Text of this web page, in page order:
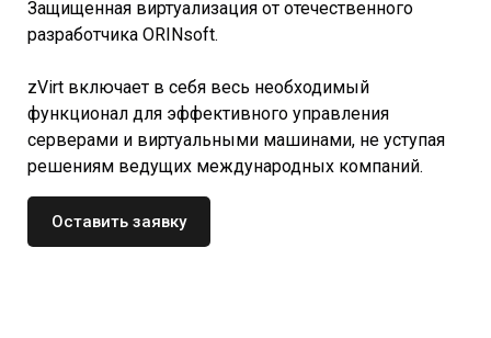
Защищенная виртуализация от отечественного
разработчика ORINsoft.
zVirt включает в себя весь необходимый
функционал для эффективного управления
серверами и виртуальными машинами, не уступая
решениям ведущих международных компаний.
Оставить заявку